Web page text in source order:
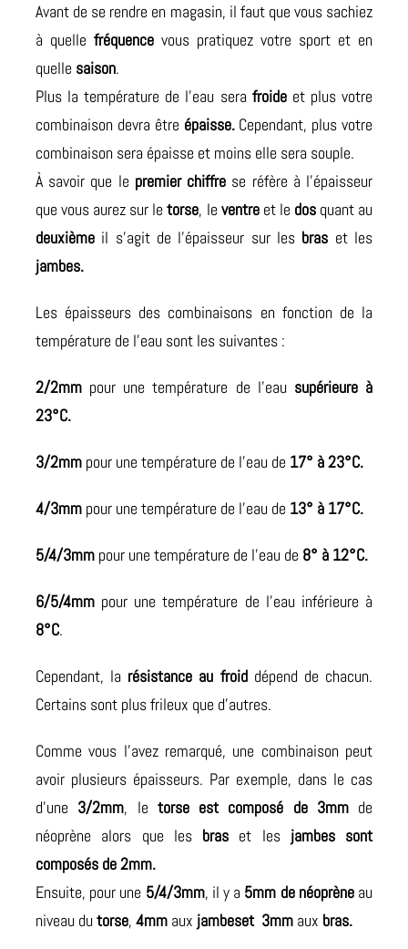
Avant de se rendre en magasin, il faut que vous sachiez
à quelle fréquence vous pratiquez votre sport et en
quelle saison.
Plus la température de l’eau sera froideet plus votre
combinaison devra êtreépaisse.Cependant, plus votre
combinaison sera épaisse et moins elle sera souple.
À savoir que le premier chiffre se réfère à l’épaisseur
que vous aurez sur letorse, leventreet ledosquant au
deuxième il s’agit de l’épaisseur sur les bras et les
jambes.
Les épaisseurs des combinaisons en fonction de la
température de l’eau sont les suivantes :
2/2mm pour une température de l’eau supérieure à
23°C.
3/2mm pour une température de l’eau de 17° à 23°C.
4/3mm pour une température de l’eau de 13° à 17°C.
5/4/3mm pour une température de l’eau de 8° à 12°C.
6/5/4mm pour une température de l’eau inférieure à
8°C.
Cependant, la résistance au froiddépend de chacun.
Certains sont plus frileux que d’autres.
Comme vous l’avez remarqué, une combinaison peut
avoir plusieurs épaisseurs. Par exemple, dans le cas
d’une 3/2mm, le torse est composé de 3mmde
néoprène alors que lesbras et lesjambes sont
composés de 2mm.
Ensuite, pour une 5/4/3mm, il y a 5mm de néoprène au
niveau dutorse, 4mm aux jambeset 3mm aux bras.